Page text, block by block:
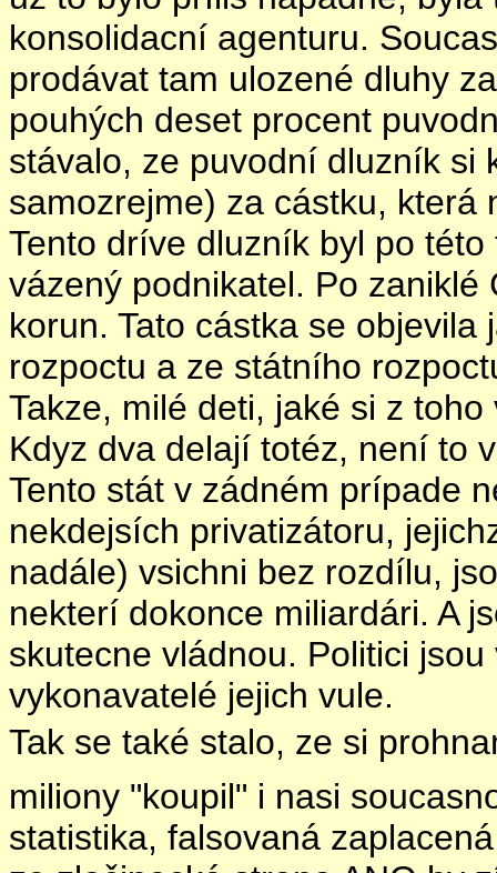
konsolidacní agenturu.
prodávat tam ulozené dluhy
pouhých deset procent
stávalo, ze puvodní dluzník si
samozrejme) za cástku, která
Tento dríve dluzník byl po
vázený podnikatel. Po zaniklé
korun. Tato cástka se
rozpoctu a ze státního
Takze, milé deti, jaké si z
Kdyz dva delají totéz, není to
Tento stát v zádném prípade
nekdejsích privatizátoru,
nadále) vsichni bez rozdílu,
nekterí dokonce miliardári. A
skutecne vládnou. Politici
vykonavatelé jejich vule.
Tak se také stalo, ze si
miliony "koupil" i nasi
statistika, falsovaná